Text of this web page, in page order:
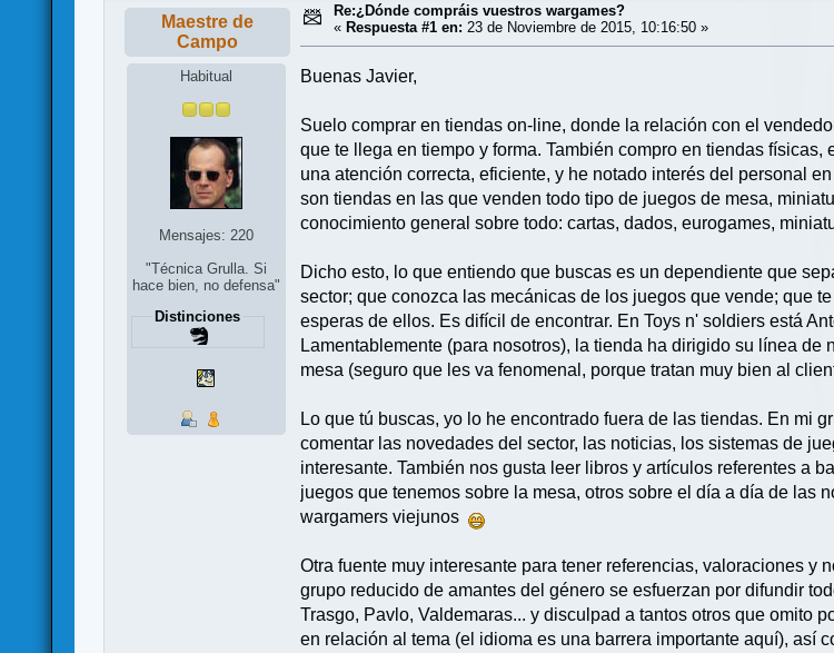
Maestre de
Campo
Habitual
Mensajes: 220
"Técnica Grulla. Si
hace bien, no defensa"
Distinciones
Re:¿Dónde compráis vuestros wargames?
«Respuesta #1 en: 23 de Noviembre de 2015, 10:16:50 »
Buenas Javier,
Suelo comprar en tiendas on-line, donde la relación con el
que te llega en tiempo y forma. También compro en tiendas
una atención correcta, eficiente, y he notado interés del personal
son tiendas en las que venden todo tipo de juegos de mesa,
conocimiento general sobre todo: cartas, dados, eurogames,
Dicho esto, lo que entiendo que buscas es un dependiente que
sector; que conozca las mecánicas de los juegos que vende; que
esperas de ellos. Es difícil de encontrar. En Toys n' soldiers está
Lamentablemente (para nosotros), la tienda ha dirigido su línea
mesa (seguro que les va fenomenal, porque tratan muy bien al
Lo que tú buscas, yo lo he encontrado fuera de las tiendas. En mi
comentar las novedades del sector, las noticias, los sistemas de
interesante. También nos gusta leer libros y artículos referentes a
juegos que tenemos sobre la mesa, otros sobre el día a día de las
wargamers viejunos
Otra fuente muy interesante para tener referencias, valoraciones
grupo reducido de amantes del género se esfuerzan por difundir
Trasgo, Pavlo, Valdemaras... y disculpad a tantos otros que omito
en relación al tema (el idioma es una barrera importante aquí), así